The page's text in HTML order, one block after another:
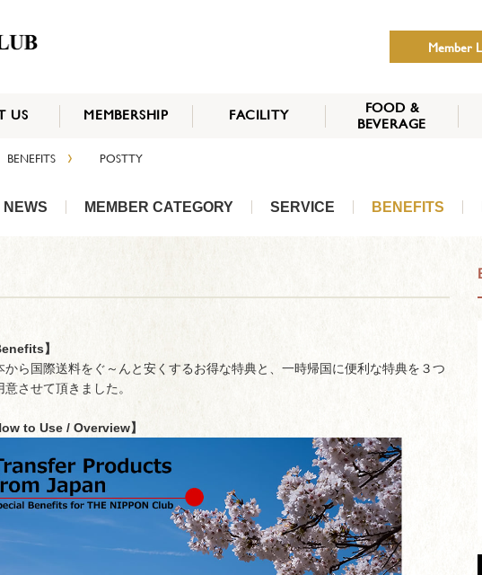
Member
US MEMBERSHIP
MEMBER CATEGORY
SERVICES
BENEFITS
THE NIPPON CLUB
NEWS
HOW TO APPLY
FACILITY
FOOD &
BEVERAGE
BENEFITS › POSTTY
MEMBER CATEGORY SERVICE BENEFITS
】
から国際送料をぐ～んと安くするお得な特典と、一時帰国に便利な特典を３つ
意させて頂きました。
to Use / Overview】